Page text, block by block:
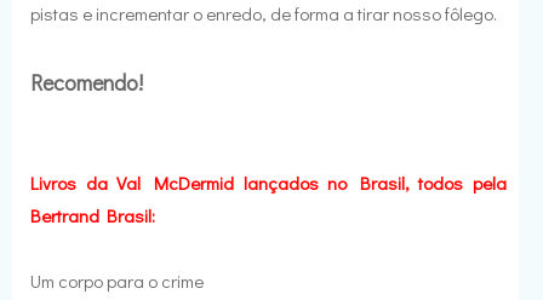
pistas e incrementar o enredo, de forma a tirar nosso fôlego.
Recomendo!
Livros da Val McDermid lançados no Brasil, todos pela
Bertrand Brasil:
Um corpo para o crime